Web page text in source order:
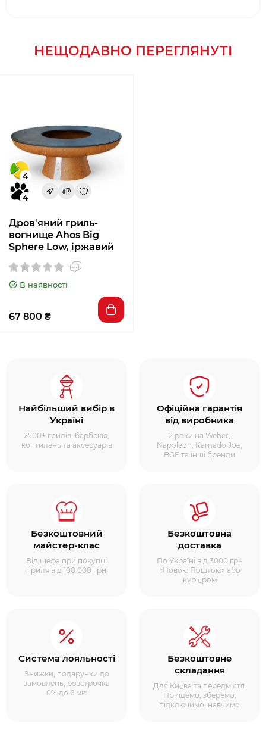
НЕЩОДАВНО ПЕРЕГЛЯНУТІ
4
4
Дров'яний гриль-
вогнище Ahos Big
Sphere Low, іржавий
В наявності
67 800 ₴
Найбільший вибір в
Україні
2500+ грилів, барбекю,
коптилень та аксесуарів
Офіційна гарантія
від виробника
2 роки на Weber,
Napoleon, Kamado Joe,
BGE та інші бренди
Безкоштовний
майстер-клас
Від шефа при покупці
гриля від 100 000 грн
Безкоштовна
доставка
По Україні від 3000 грн
«Новою Поштою» або
кур’єром
Система лояльності
Знижки, подарунки до
замовлень, розстрочка
0% до 6 міс
Безкоштовне
складання
Для Києва та передмістя.
Приїдемо, зберемо,
підключимо, навчимо